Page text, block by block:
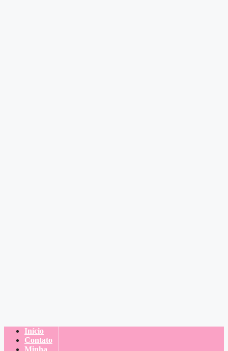
Início
Contato
Minha